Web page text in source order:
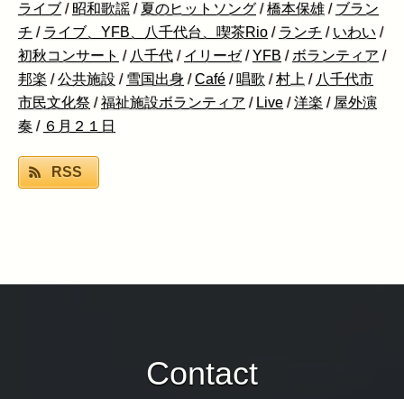
ライブ / 昭和歌謡 / 夏のヒットソング /橋本保雄 / ブラン
チ / ライブ、YFB、八千代台、喫茶Rio / ランチ / いわい /
初秋コンサート / 八千代 / イリーゼ /YFB / ボランティア /
邦楽 /公共施設 / 雪国出身 /Café / 唱歌 /村上 / 八千代市
市民文化祭 /福祉施設ボランティア / Live /洋楽 / 屋外演
奏 / ６月２１日
RSS
Contact